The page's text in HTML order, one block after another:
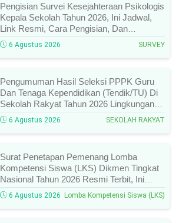
Pengisian Survei Kesejahteraan Psikologis
Kepala Sekolah Tahun 2026, Ini Jadwal,
Link Resmi, Cara Pengisian, Dan
Ketentuan Lengkapnya!
6 Agustus 2026 SURVEY
Pengumuman Hasil Seleksi PPPK Guru
Dan Tenaga Kependidikan (Tendik/TU) Di
Sekolah Rakyat Tahun 2026 Lingkungan
Kementerian Sosial RI, Ini Daftar Nama
Peserta Yang Lolos!
6 Agustus 2026 SEKOLAH RAKYAT
Surat Penetapan Pemenang Lomba
Kompetensi Siswa (LKS) Dikmen Tingkat
Nasional Tahun 2026 Resmi Terbit, Ini
Daftar Lengkap Nama Juara Dan Peraih
Medali!
6 Agustus 2026 Lomba Kompetensi Siswa (LKS)